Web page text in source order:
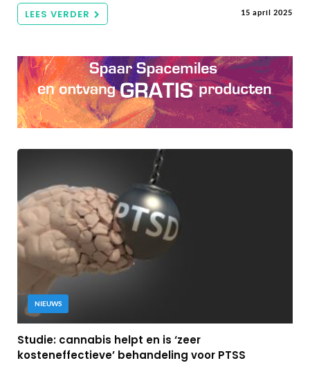
LEES VERDER 15 april 2025
NIEUWS
Studie: cannabis helpt en is ‘zeer
kosteneffectieve’ behandeling voor PTSS